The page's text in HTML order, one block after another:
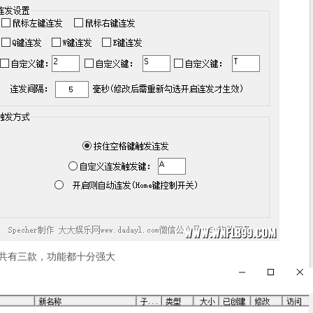
有三款，功能都十分强大